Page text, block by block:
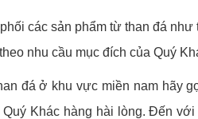
các sản phẩm từ than đá
nhu cầu mục đích của Quý
đá ở khu vực miền nam hãy
Quý Khác hàng hài lòng. Đến